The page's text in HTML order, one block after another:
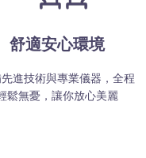
舒適安心環境
先進技術與專業儀器，全程
鬆無憂，讓你放心美麗